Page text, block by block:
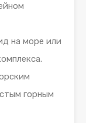
на море или
горным